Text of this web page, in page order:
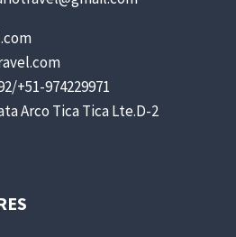
+51-974229971
Arco Tica Tica Lte.D-2